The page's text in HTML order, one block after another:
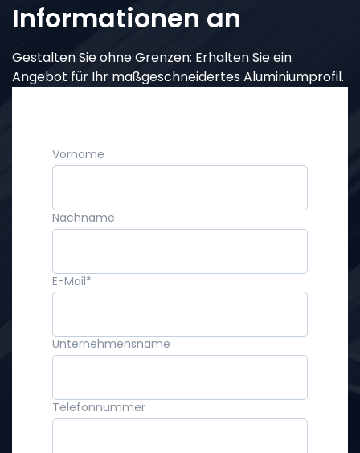
Informationen an
Gestalten Sie ohne Grenzen: Erhalten Sie ein
Angebot für Ihr maßgeschneidertes Aluminiumprofil.
Vorname
Nachname
E-Mail*
Unternehmensname
Telefonnummer